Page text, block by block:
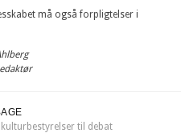
må også forpligtelser i
til debat